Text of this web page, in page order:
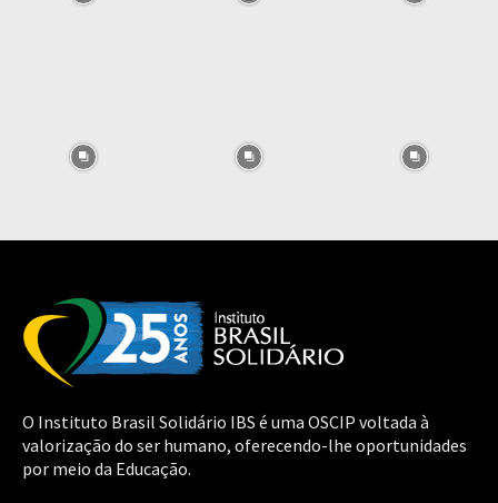
O Instituto Brasil Solidário IBS é uma OSCIP voltada à
valorização do ser humano, oferecendo-lhe oportunidades
por meio da Educação.